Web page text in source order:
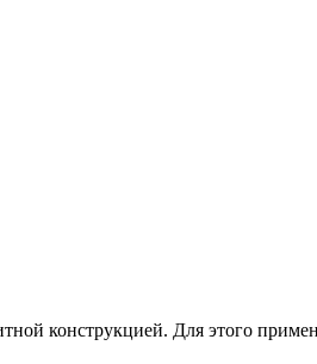
конструкцией. Для этого